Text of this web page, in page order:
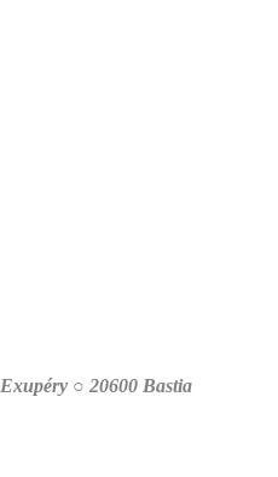
○ 20600 Bastia